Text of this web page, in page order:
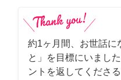
約1ヶ月間、お世話に
と」を目標にいまし
ントを返してくださ